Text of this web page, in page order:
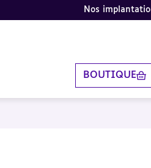
Nos
BOUTIQUE